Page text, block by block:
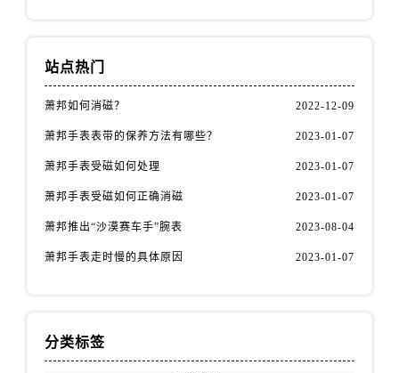
站点热门
萧邦如何消磁？ 2022-12-09
萧邦手表表带的保养方法有哪些？ 2023-01-07
萧邦手表受磁如何处理 2023-01-07
萧邦手表受磁如何正确消磁 2023-01-07
萧邦推出“沙漠赛车手”腕表 2023-08-04
萧邦手表走时慢的具体原因 2023-01-07
分类标签